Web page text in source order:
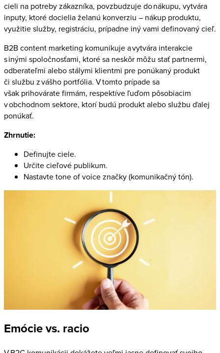
cieli na potreby zákazníka, povzbudzuje do nákupu, vytvára
inputy, ktoré docielia želanú konverziu – nákup produktu,
využitie služby, registráciu, prípadne iný vami definovaný cieľ.
B2B content marketing komunikuje a vytvára interakcie
s inými spoločnosťami, ktoré sa neskôr môžu stať partnermi,
odberateľmi alebo stálymi klientmi pre ponúkaný produkt
či službu z vášho portfólia. V tomto prípade sa
však prihovárate firmám, respektíve ľuďom pôsobiacim
v obchodnom sektore, ktorí budú produkt alebo službu ďalej
ponúkať.
Zhrnutie:
Definujte ciele.
Určite cieľové publikum.
Nastavte tone of voice značky (komunikačný tón).
Emócie vs. racio